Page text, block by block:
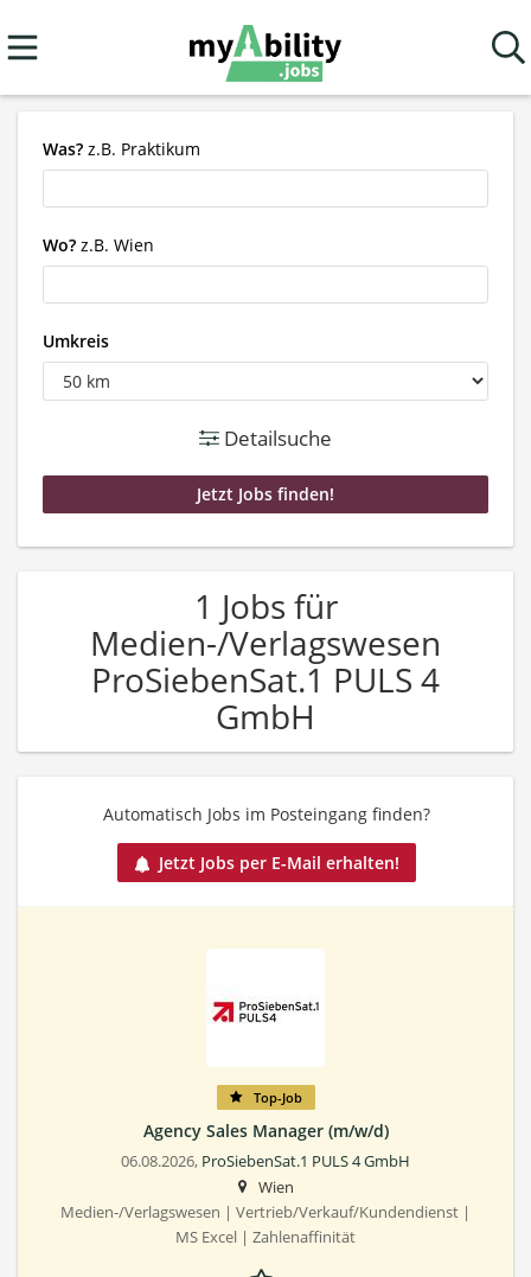
Was? z.B. Praktikum
Wo? z.B. Wien
Umkreis
Detailsuche
1 Jobs für
Medien-/Verlagswesen
ProSiebenSat.1 PULS 4
GmbH
Automatisch Jobs im Posteingang finden?
Jetzt Jobs per E-Mail erhalten!
Top-Job
Agency Sales Manager (m/w/d)
06.08.2026, ProSiebenSat.1 PULS 4 GmbH
Wien
Medien-/Verlagswesen | Vertrieb/Verkauf/Kundendienst |
MS Excel | Zahlenaffinität